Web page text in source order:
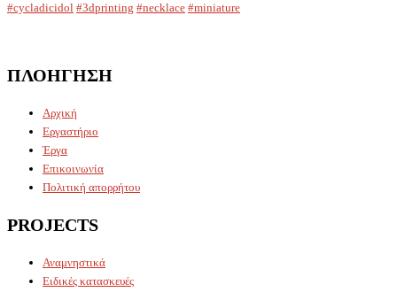
#cycladicidol #3dprinting #necklace #miniature
ΠΛΟΗΓΗΣΗ
Αρχική
Εργαστήριο
Έργα
Επικοινωνία
Πολιτική απορρήτου
PROJECTS
Αναμνηστικά
Ειδικές κατασκευές